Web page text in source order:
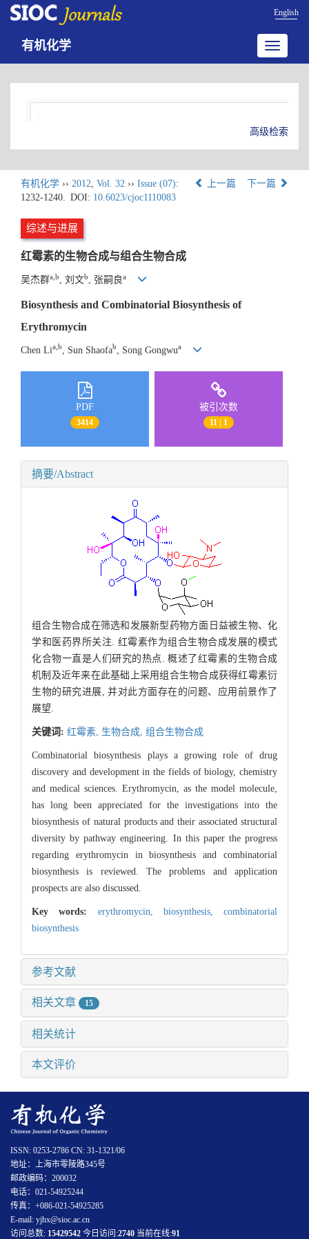
English
Toggle
有机化学
高级检索
有机化学 ›› 2012, Vol. 32 ›› Issue (07):
1232-1240. DOI: 10.6023/cjoc1110083
上一篇 下一篇
综述与进展
红霉素的生物合成与组合生物合成
吴杰群a,b , 刘文b , 张嗣良a
Biosynthesis and Combinatorial Biosynthesis of
Erythromycin
Chen Lia,b , Sun Shaofab , Song Gongwua
PDF
3414
被引次数
11 | 1
摘要/Abstract
组合生物合成在筛选和发展新型药物方面日益被生物、化
学和医药界所关注. 红霉素作为组合生物合成发展的模式
化合物一直是人们研究的热点. 概述了红霉素的生物合成
机制及近年来在此基础上采用组合生物合成获得红霉素衍
生物的研究进展, 并对此方面存在的问题、应用前景作了
展望.
关键词: 红霉素, 生物合成, 组合生物合成
Combinatorial biosynthesis plays a growing role of drug
discovery and development in the fields of biology, chemistry
and medical sciences. Erythromycin, as the model molecule,
has long been appreciated for the investigations into the
biosynthesis of natural products and their associated structural
diversity by pathway engineering. In this paper the progress
regarding erythromycin in biosynthesis and combinatorial
biosynthesis is reviewed. The problems and application
prospects are also discussed.
Key words: erythromycin, biosynthesis, combinatorial
biosynthesis
参考文献
相关文章 15
相关统计
本文评价
ISSN: 0253-2786 CN: 31-1321/06
地址：上海市零陵路345号
邮政编码：200032
电话：021-54925244
传真：+086-021-54925285
E-mail: yjhx@sioc.ac.cn
访问总数: 15429542 今日访问:2740 当前在线:91